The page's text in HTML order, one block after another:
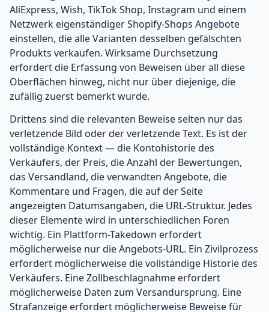
AliExpress, Wish, TikTok Shop, Instagram und einem
Netzwerk eigenständiger Shopify-Shops Angebote
einstellen, die alle Varianten desselben gefälschten
Produkts verkaufen. Wirksame Durchsetzung
erfordert die Erfassung von Beweisen über all diese
Oberflächen hinweg, nicht nur über diejenige, die
zufällig zuerst bemerkt wurde.
Drittens sind die relevanten Beweise selten nur das
verletzende Bild oder der verletzende Text. Es ist der
vollständige Kontext — die Kontohistorie des
Verkäufers, der Preis, die Anzahl der Bewertungen,
das Versandland, die verwandten Angebote, die
Kommentare und Fragen, die auf der Seite
angezeigten Datumsangaben, die URL-Struktur. Jedes
dieser Elemente wird in unterschiedlichen Foren
wichtig. Ein Plattform-Takedown erfordert
möglicherweise nur die Angebots-URL. Ein Zivilprozess
erfordert möglicherweise die vollständige Historie des
Verkäufers. Eine Zollbeschlagnahme erfordert
möglicherweise Daten zum Versandursprung. Eine
Strafanzeige erfordert möglicherweise Beweise für